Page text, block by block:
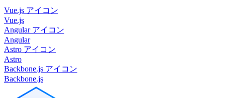
Vue.js アイコン
Vue.js
Angular アイコン
Angular
Astro アイコン
Astro
Backbone.js アイコン
Backbone.js